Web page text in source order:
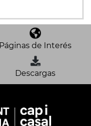
Páginas de Interés
Descargas